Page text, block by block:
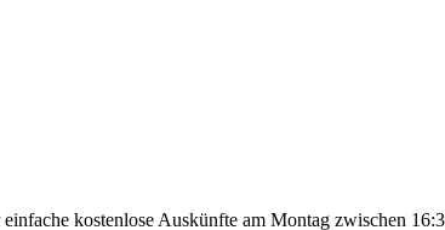
kostenlose Auskünfte am Montag zwischen